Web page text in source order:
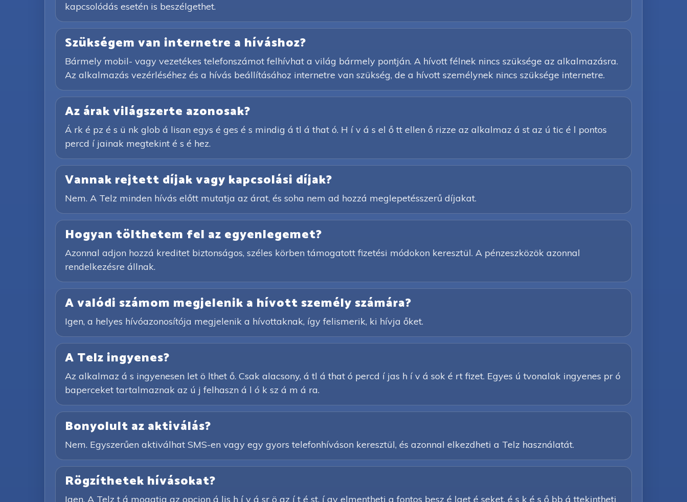
kapcsolódás esetén is beszélgethet.
Szükségem van internetre a híváshoz?
Bármely mobil- vagy vezetékes telefonszámot felhívhat a világ bármely pontján. A hívott félnek nincs szüksége az alkalmazásra.
Az alkalmazás vezérléséhez és a hívás beállításához internetre van szükség, de a hívott személynek nincs szüksége internetre.
Az árak világszerte azonosak?
Á rk é pz é s ü nk glob á lisan egys é ges é s mindig á tl á that ó. H í v á s el ő tt ellen ő rizze az alkalmaz á st az ú tic é l pontos
percd í jainak megtekint é s é hez.
Vannak rejtett díjak vagy kapcsolási díjak?
Nem. A Telz minden hívás előtt mutatja az árat, és soha nem ad hozzá meglepetésszerű díjakat.
Hogyan tölthetem fel az egyenlegemet?
Azonnal adjon hozzá kreditet biztonságos, széles körben támogatott fizetési módokon keresztül. A pénzeszközök azonnal
rendelkezésre állnak.
A valódi számom megjelenik a hívott személy számára?
Igen, a helyes hívóazonosítója megjelenik a hívottaknak, így felismerik, ki hívja őket.
A Telz ingyenes?
Az alkalmaz á s ingyenesen let ö lthet ő. Csak alacsony, á tl á that ó percd í jas h í v á sok é rt fizet. Egyes ú tvonalak ingyenes pr ó
baperceket tartalmaznak az ú j felhaszn á l ó k sz á m á ra.
Bonyolult az aktiválás?
Nem. Egyszerűen aktiválhat SMS-en vagy egy gyors telefonhíváson keresztül, és azonnal elkezdheti a Telz használatát.
Rögzíthetek hívásokat?
Igen. A Telz t á mogatja az opcion á lis h í v á sr ö gz í t é st, í gy elmentheti a fontos besz é lget é seket, é s k é s ő bb á ttekintheti